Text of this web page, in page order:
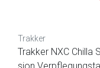
Trakker
Trakker NXC Chilla